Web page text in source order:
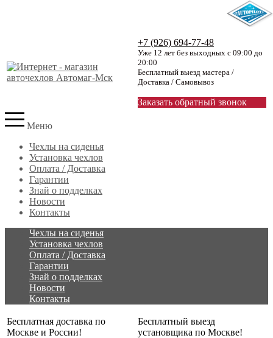
+7 (926) 694-77-48
Уже 12 лет без выходных с 09:00 до
20:00
Бесплатный выезд мастера /
Доставка / Самовывоз
Заказать обратный звонок
Меню
Чехлы на сиденья
Установка чехлов
Оплата / Доставка
Гарантии
Знай о подделках
Новости
Контакты
Чехлы на сиденья
Установка чехлов
Оплата / Доставка
Гарантии
Знай о подделках
Новости
Контакты
Бесплатная доставка по
Москве и России!
Бесплатный выезд
установщика по Москве!